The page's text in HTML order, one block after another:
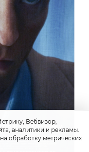
Вебвизор,
аналитики и рекламы.
обработку метрических